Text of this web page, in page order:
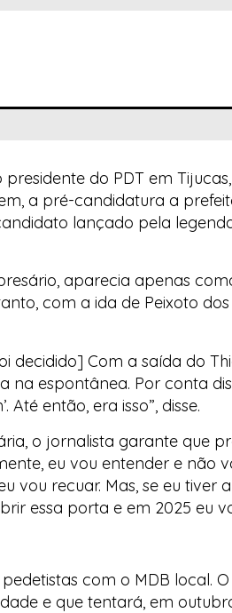
do PDT em Tijucas,
a pré-candidatura a
lançado pela
aparecia apenas
com a ida de Peixoto
decidido] Com a saída do
espontânea. Por conta
então, era isso”, disse.
o jornalista garante que
eu vou entender e não
vou recuar. Mas, se eu
essa porta e em 2025 eu
com o MDB
e que tentará, em